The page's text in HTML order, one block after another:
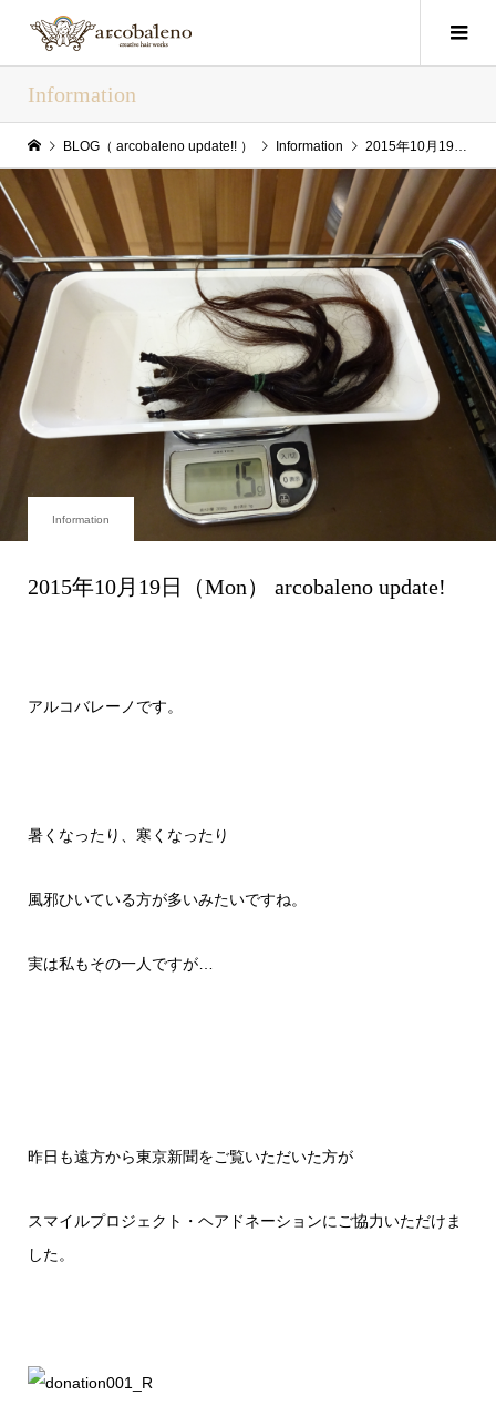
Information
BLOG（ arcobaleno update!! ） Information 2015年10月19日（Mon） arcobaleno update!
Information
2015年10月19日（Mon） arcobaleno update!
アルコバレーノです。
暑くなったり、寒くなったり
風邪ひいている方が多いみたいですね。
実は私もその一人ですが…
昨日も遠方から東京新聞をご覧いただいた方が
スマイルプロジェクト・ヘアドネーションにご協力いただけま
した。